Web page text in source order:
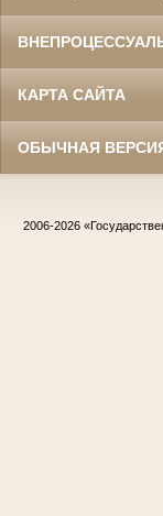
КАРТА САЙТА
ОБЫЧНАЯ
2006-2026